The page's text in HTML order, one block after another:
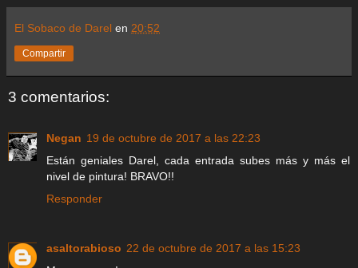
El Sobaco de Darel en 20:52
Compartir
3 comentarios:
Negan 19 de octubre de 2017 a las 22:23
Están geniales Darel, cada entrada subes más y más el
nivel de pintura! BRAVO!!
Responder
asaltorabioso 22 de octubre de 2017 a las 15:23